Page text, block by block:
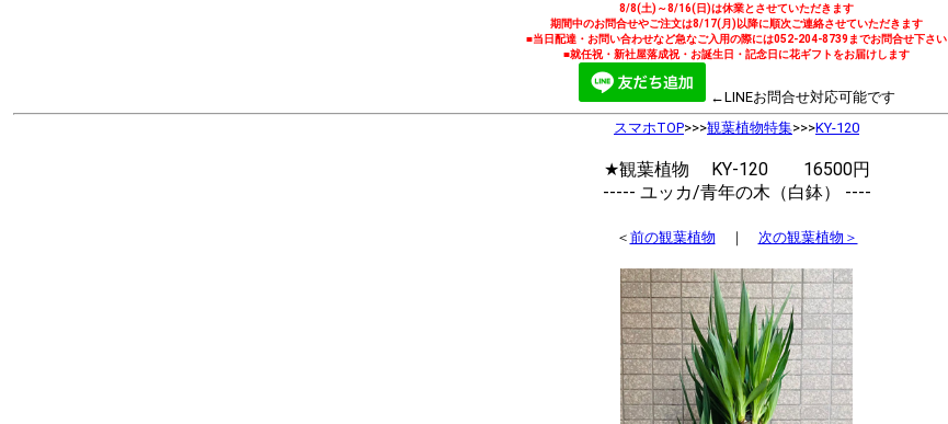
8/8(土)～8/16(日)は休業とさせていただきます
期間中のお問合せやご注文は8/17(月)以降に順次ご連絡させていただきます
■当日配達・お問い合わせなど急なご入用の際には052-204-8739までお問合せ下さい
■就任祝・新社屋落成祝・お誕生日・記念日に花ギフトをお届けします
←LINEお問合せ対応可能です
スマホTOP>>>観葉植物特集>>>KY-120
★観葉植物 KY-120 16500円
----- ユッカ/青年の木（白鉢） ----
＜ 前の観葉植物 ｜ 次の観葉植物＞